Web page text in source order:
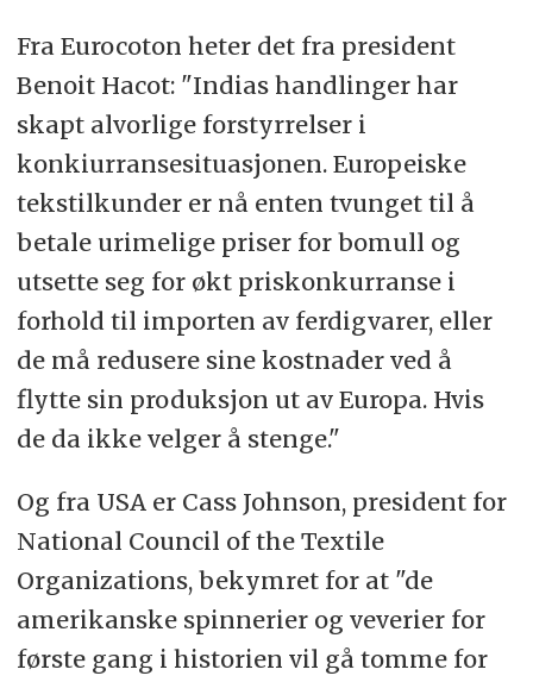
Fra Eurocoton heter det fra president
Benoit Hacot: "Indias handlinger har
skapt alvorlige forstyrrelser i
konkiurransesituasjonen. Europeiske
tekstilkunder er nå enten tvunget til å
betale urimelige priser for bomull og
utsette seg for økt priskonkurranse i
forhold til importen av ferdigvarer, eller
de må redusere sine kostnader ved å
flytte sin produksjon ut av Europa. Hvis
de da ikke velger å stenge."
Og fra USA er Cass Johnson, president for
National Council of the Textile
Organizations, bekymret for at "de
amerikanske spinnerier og veverier for
første gang i historien vil gå tomme for